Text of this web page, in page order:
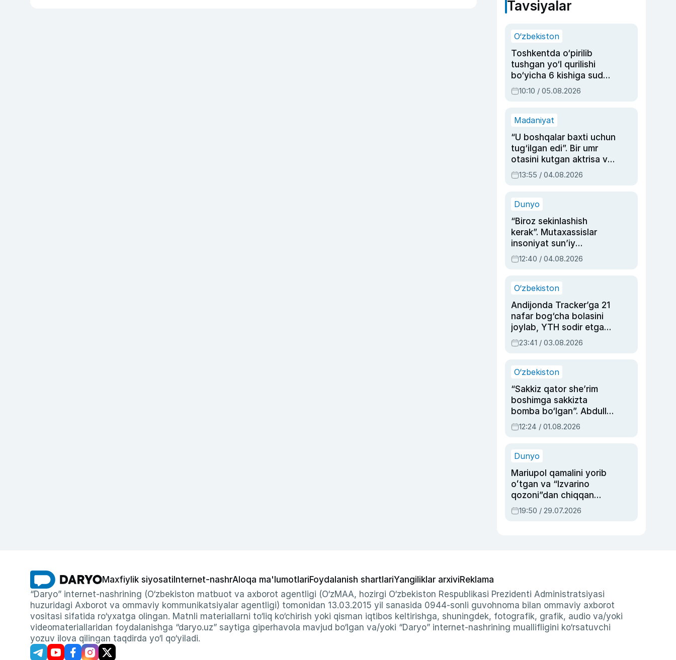
Tavsiyalar
O‘zbekiston
Toshkentda o‘pirilib
tushgan yo‘l qurilishi
bo‘yicha 6 kishiga sud
hukmi o‘qildi
10:10 / 05.08.2026
Madaniyat
“U boshqalar baxti uchun
tug‘ilgan edi”. Bir umr
otasini kutgan aktrisa va
dublyaj ustasi Rimma
Ahmedovaning
13:55 / 04.08.2026
Dunyo
“Biroz sekinlashish
kerak”. Mutaxassislar
insoniyat sun’iy
intellektni boshqara
olmay qolishidan xavotir
12:40 / 04.08.2026
O‘zbekiston
Andijonda Tracker’ga 21
nafar bog‘cha bolasini
joylab, YTH sodir etgan
ayolga sud hukmi o‘qildi
23:41 / 03.08.2026
O‘zbekiston
“Sakkiz qator she’rim
boshimga sakkizta
bomba bo‘lgan”. Abdulla
Oripovni siyosiy
ayblovlardan asrab
12:24 / 01.08.2026
Dunyo
Mariupol qamalini yorib
oʻtgan va “Izvarino
qozoni”dan chiqqan
qahramon — Ukraina
armiyasi bosh
19:50 / 29.07.2026
Maxfiylik siyosati Internet-nashrAloqa ma'lumotlariFoydalanish shartlariYangiliklar arxiviReklama
“Daryo” internet-nashrining (O‘zbekiston matbuot va axborot agentligi (O‘zMAA, hozirgi O‘zbekiston Respublikasi Prezidenti Administratsiyasi
huzuridagi Axborot va ommaviy kommunikatsiyalar agentligi) tomonidan 13.03.2015 yil sanasida 0944-sonli guvohnoma bilan ommaviy axborot
vositasi sifatida ro‘yxatga olingan. Matnli materiallarni to‘liq ko‘chirish yoki qisman iqtibos keltirishga, shuningdek, fotografik, grafik, audio va/yoki
videomateriallaridan foydalanishga “daryo.uz” saytiga giperhavola mavjud bo‘lgan va/yoki “Daryo” internet-nashrining muallifligini ko‘rsatuvchi
yozuv ilova qilingan taqdirda yo‘l qo‘yiladi.